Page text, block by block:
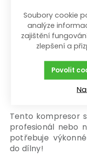
Olejové mazání
zvyšuje jeho
Mobilita a
přemisťování
zabrzdit, což
ustanovení na
umožňují
Tento kompresor
profesionál nebo
potřebuje
do dílny!
Soubory cookie
analýze
zajištění
zlepšení a
Povolit